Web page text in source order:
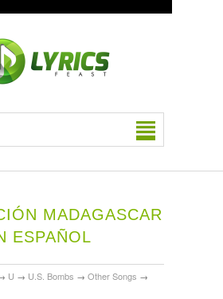
MADAGASCAR
ESPAÑOL
U → U.S. Bombs → Other Songs →